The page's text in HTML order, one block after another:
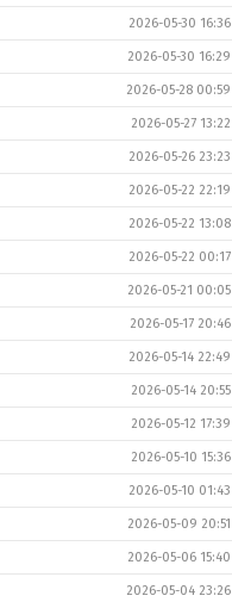
2026-05-30 16:36
2026-05-30 16:29
2026-05-28 00:59
2026-05-27 13:22
2026-05-26 23:23
2026-05-22 22:19
2026-05-22 13:08
2026-05-22 00:17
2026-05-21 00:05
2026-05-17 20:46
2026-05-14 22:49
2026-05-14 20:55
2026-05-12 17:39
2026-05-10 15:36
2026-05-10 01:43
2026-05-09 20:51
2026-05-06 15:40
2026-05-04 23:26